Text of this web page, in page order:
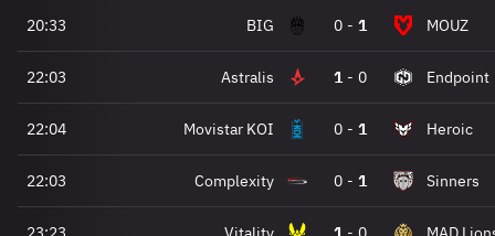
20:33 BIG 0 - 1 MOUZ
22:03 Astralis 1 - 0 Endpoint
22:04 Movistar KOI 0 - 1 Heroic
22:03 Complexity 0 - 1 Sinners